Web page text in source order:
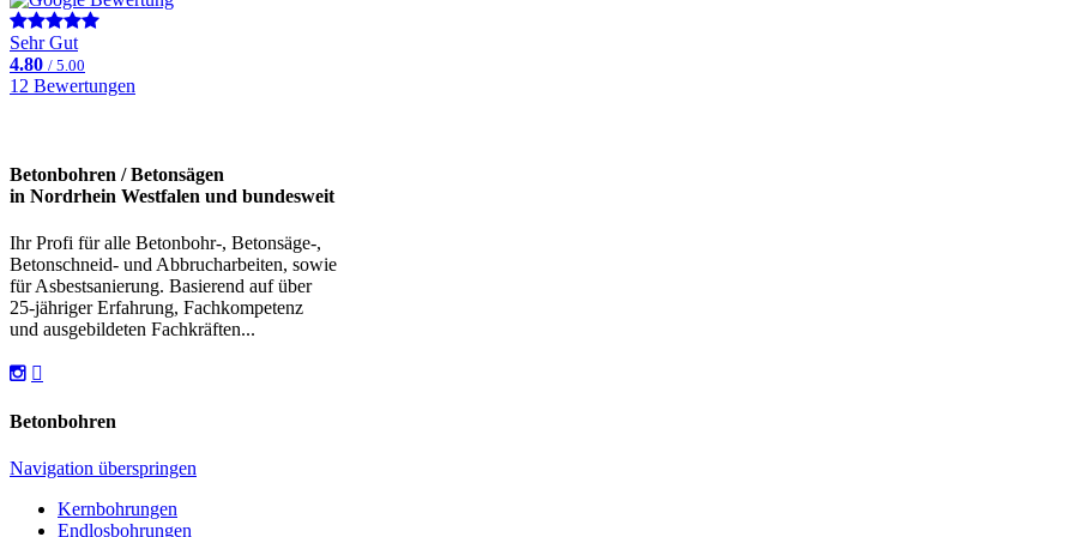
Sehr Gut
4.80 / 5.00
12 Bewertungen
Betonbohren / Betonsägen
in Nordrhein Westfalen und bundesweit
Ihr Profi für alle Betonbohr-, Betonsäge-,
Betonschneid- und Abbrucharbeiten, sowie
für Asbestsanierung. Basierend auf über
25-jähriger Erfahrung, Fachkompetenz
und ausgebildeten Fachkräften...
Betonbohren
Navigation überspringen
Kernbohrungen
Endlosbohrungen